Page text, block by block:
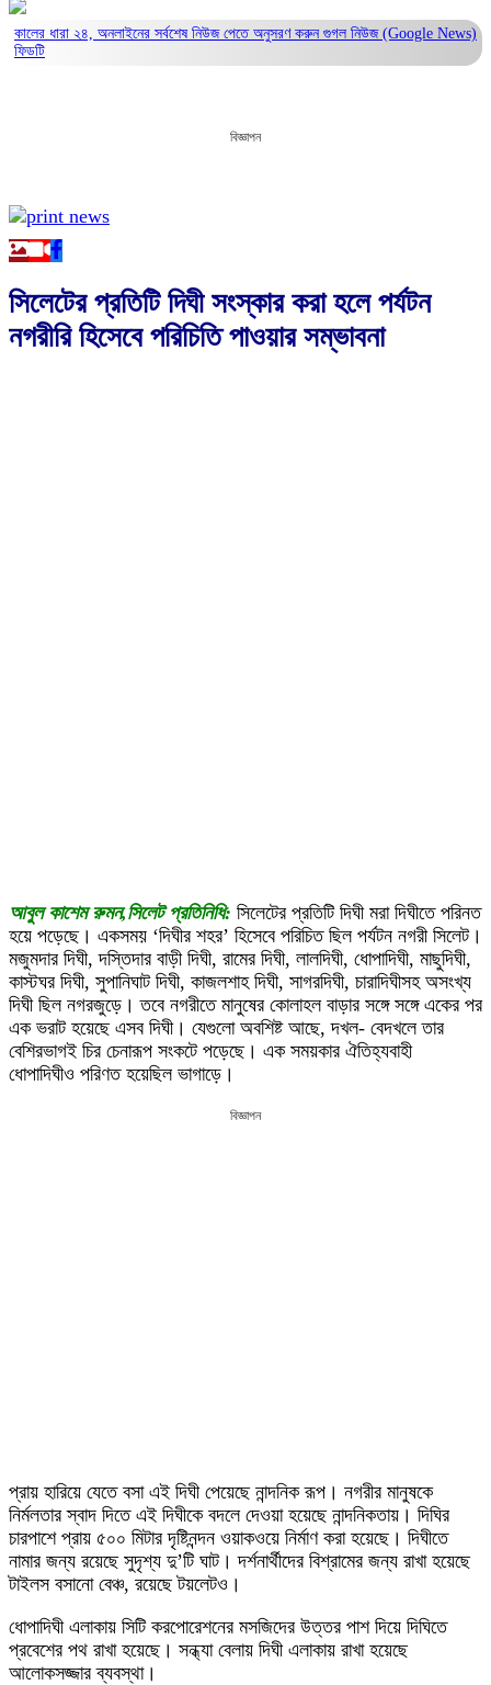
কালের ধারা ২৪, অনলাইনের সর্বশেষ নিউজ পেতে অনুসরণ করুন গুগল নিউজ (Google News)
ফিডটি
বিজ্ঞাপন
সিলেটের প্রতিটি দিঘী সংস্কার করা হলে পর্যটন
নগরীরি হিসেবে পরিচিতি পাওয়ার সম্ভাবনা
আবুল কাশেম রুমন,সিলেট প্রতিনিধি: সিলেটের প্রতিটি দিঘী মরা দিঘীতে পরিনত
হয়ে পড়েছে। একসময় ‘দিঘীর শহর’ হিসেবে পরিচিত ছিল পর্যটন নগরী সিলেট।
মজুমদার দিঘী, দস্তিদার বাড়ী দিঘী, রামের দিঘী, লালদিঘী, ধোপাদিঘী, মাছুদিঘী,
কাস্টঘর দিঘী, সুপানিঘাট দিঘী, কাজলশাহ দিঘী, সাগরদিঘী, চারাদিঘীসহ অসংখ্য
দিঘী ছিল নগরজুড়ে। তবে নগরীতে মানুষের কোলাহল বাড়ার সঙ্গে সঙ্গে একের পর
এক ভরাট হয়েছে এসব দিঘী। যেগুলো অবশিষ্ট আছে, দখল- বেদখলে তার
বেশিরভাগই চির চেনারূপ সংকটে পড়েছে। এক সময়কার ঐতিহ্যবাহী
ধোপাদিঘীও পরিণত হয়েছিল ভাগাড়ে।
বিজ্ঞাপন
প্রায় হারিয়ে যেতে বসা এই দিঘী পেয়েছে নান্দনিক রূপ। নগরীর মানুষকে
নির্মলতার স্বাদ দিতে এই দিঘীকে বদলে দেওয়া হয়েছে নান্দনিকতায়। দিঘির
চারপাশে প্রায় ৫০০ মিটার দৃষ্টিনন্দন ওয়াকওয়ে নির্মাণ করা হয়েছে। দিঘীতে
নামার জন্য রয়েছে সুদৃশ্য দু’টি ঘাট। দর্শনার্থীদের বিশ্রামের জন্য রাখা হয়েছে
টাইলস বসানো বেঞ্চ, রয়েছে টয়লেটও।
ধোপাদিঘী এলাকায় সিটি করপোরেশনের মসজিদের উত্তর পাশ দিয়ে দিঘিতে
প্রবেশের পথ রাখা হয়েছে। সন্ধ্যা বেলায় দিঘী এলাকায় রাখা হয়েছে
আলোকসজ্জার ব্যবস্থা।